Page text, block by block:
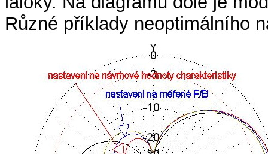
Různé příklady neoptimálního